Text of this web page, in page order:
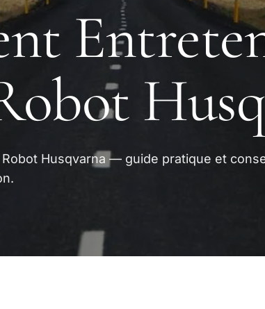
Husqvarna — guide pratique et